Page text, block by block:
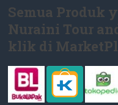
Semua Produk
Nuraini Tour
klik di